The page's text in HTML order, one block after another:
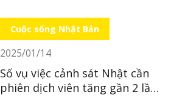
Cuộc sống Nhật Bản
2025/01/14
Số vụ việc cảnh sát Nhật cần
phiên dịch viên tăng gần 2 lần